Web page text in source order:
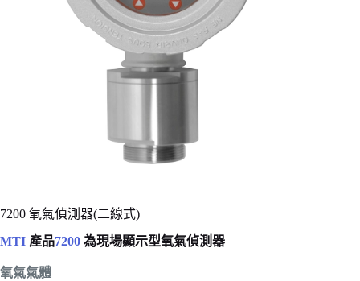
7200 氧氣偵測器(二線式)
MTI 產品7200 為現場顯示型氧氣偵測器
氧氣氣體